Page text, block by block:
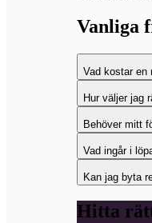
Vanliga
Vad kostar en
Hur väljer jag
Behöver mitt
Vad ingår i
Kan jag byta
Hitta